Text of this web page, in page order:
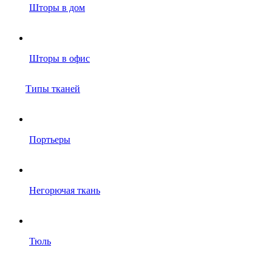
Шторы в дом
Шторы в офис
Типы тканей
Портьеры
Негорючая ткань
Тюль